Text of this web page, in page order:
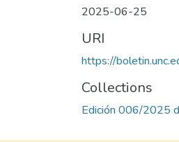
2025-06-25
URI
https://
Collections
Edición 006/2025